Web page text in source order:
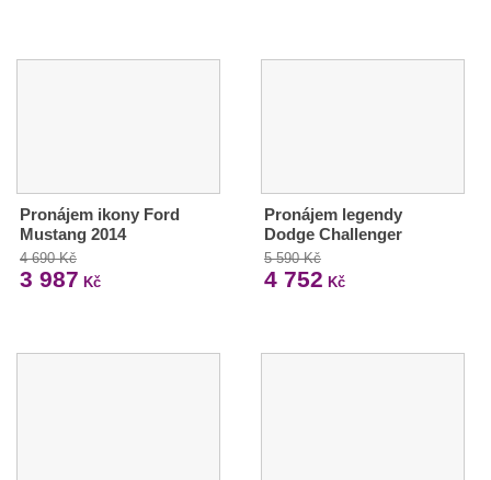
Pronájem ikony Ford
Mustang 2014
4 690 Kč
3 987 Kč
Pronájem legendy
Dodge Challenger
5 590 Kč
4 752 Kč